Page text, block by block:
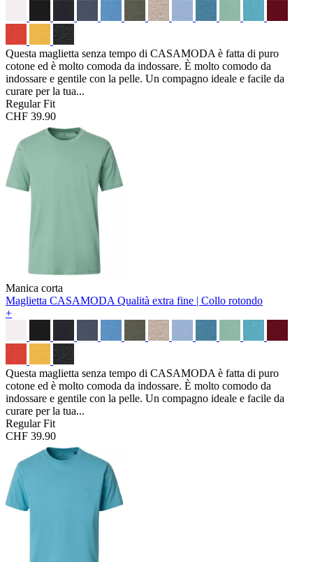
Questa maglietta senza tempo di CASAMODA è fatta di puro
cotone ed è molto comoda da indossare. È molto comodo da
indossare e gentile con la pelle. Un compagno ideale e facile da
curare per la tua...
Regular Fit
CHF 39.90
Manica corta
Maglietta CASAMODA Qualità extra fine | Collo rotondo
+
Questa maglietta senza tempo di CASAMODA è fatta di puro
cotone ed è molto comoda da indossare. È molto comodo da
indossare e gentile con la pelle. Un compagno ideale e facile da
curare per la tua...
Regular Fit
CHF 39.90